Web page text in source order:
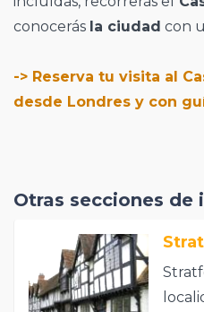
conocerás la ciudad con
-> Reserva tu visita al
desde Londres y con
Otras secciones de